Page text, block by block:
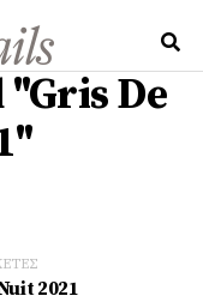
De
2021